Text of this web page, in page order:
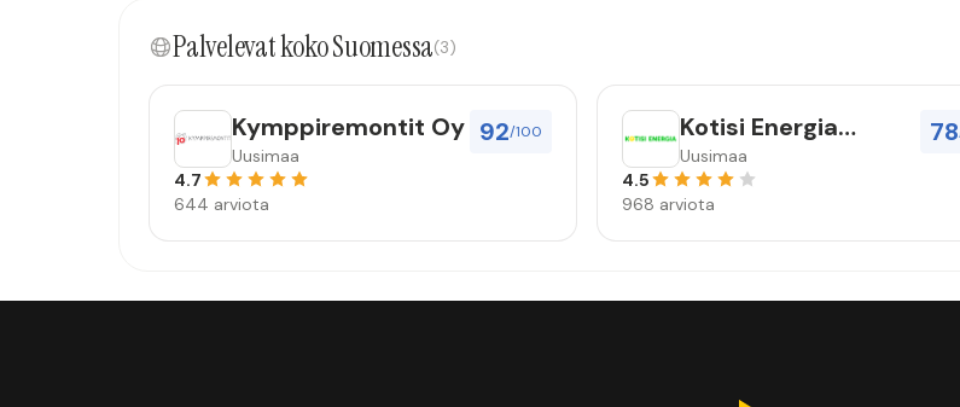
Palvelevat koko Suomessa(3)
92/100
Kymppiremontit Oy
Uusimaa
4.7
644 arviota
78
Kotisi Energia
Nordic Oy
Uusimaa
4.5
968 arviota